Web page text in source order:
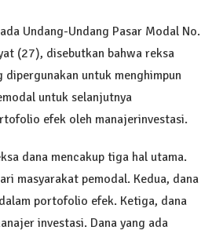
Undang-Undang Pasar Modal No.
(27), disebutkan bahwa reksa
dipergunakan untuk menghimpun
untuk selanjutnya
efek oleh manajerinvestasi.
dana mencakup tiga hal utama.
masyarakat pemodal. Kedua, dana
portofolio efek. Ketiga, dana
investasi. Dana yang ada